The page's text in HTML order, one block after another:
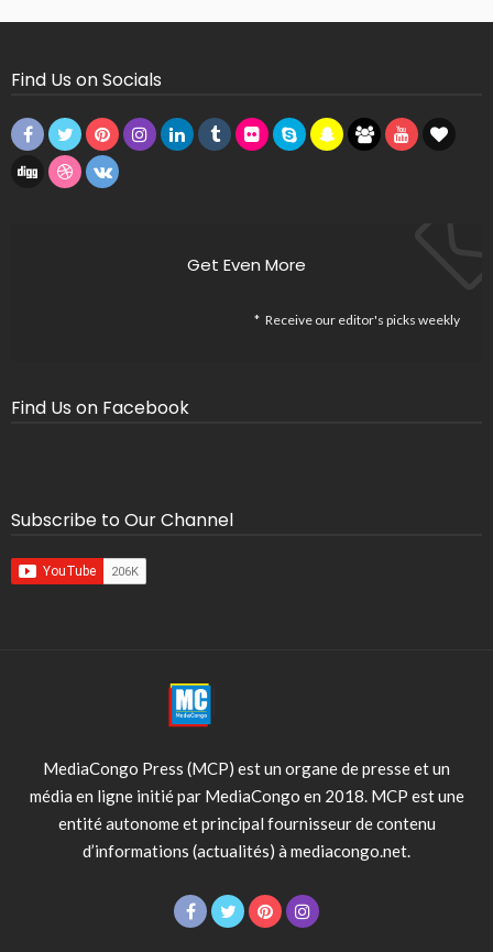
Find Us on Socials
Get Even More
Receive our editor's picks weekly
Find Us on Facebook
Subscribe to Our Channel
MediaCongo Press (MCP) est un organe de presse et un
média en ligne initié par MediaCongo en 2018. MCP est une
entité autonome et principal fournisseur de contenu
d’informations (actualités) à mediacongo.net.